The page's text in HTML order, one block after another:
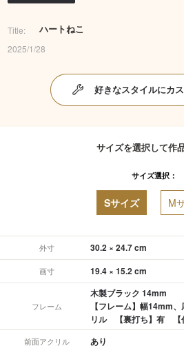
Title: ハートねこ
2025/1/28
好きなスタイルにカ
サイズを選択して作
サイズ選択：
Sサイズ M
外寸 30.2 × 24.7 cm
画寸 19.4 × 15.2 cm
フレーム
木製ブラック 14mm
【フレーム】幅14mm
リル 【裏打ち】有 【
前面アクリル あり